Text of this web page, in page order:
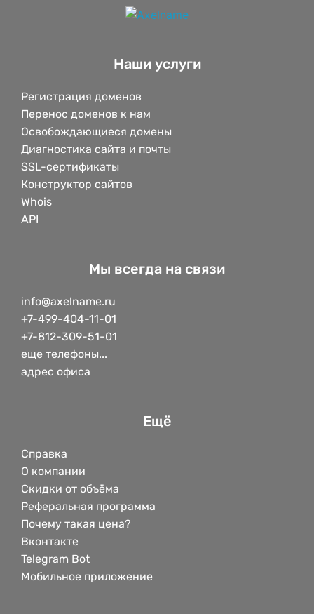
Наши услуги
Регистрация доменов
Перенос доменов к нам
Освобождающиеся домены
Диагностика сайта и почты
SSL-сертификаты
Конструктор сайтов
Whois
API
Мы всегда на связи
info@axelname.ru
+7-499-404-11-01
+7-812-309-51-01
еще телефоны...
адрес офиса
Ещё
Справка
О компании
Скидки от объёма
Реферальная программа
Почему такая цена?
Вконтакте
Telegram Bot
Мобильное приложение